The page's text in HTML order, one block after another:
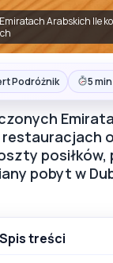
Arabskich Ile
Podróżnik 5
pobyt w
Spis treści